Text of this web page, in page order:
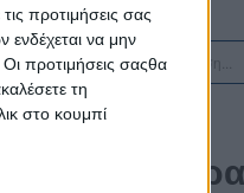
προτιμήσεις σας
να μην
προτιμήσεις σαςθα
τη
στο κουμπί